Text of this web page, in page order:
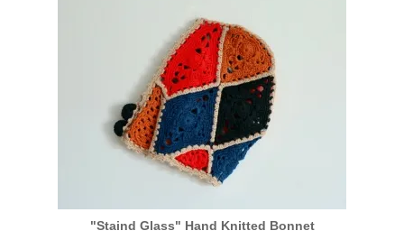
"Staind Glass" Hand Knitted Bonnet